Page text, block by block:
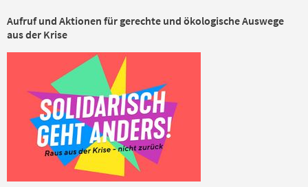
Aufruf und Aktionen für gerechte und ökologische Auswege
aus der Krise